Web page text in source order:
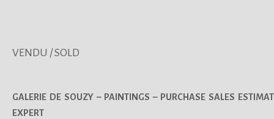
VENDU / SOLD
GALERIE DE SOUZY – PAINTINGS – PURCHASE SALES
EXPERT